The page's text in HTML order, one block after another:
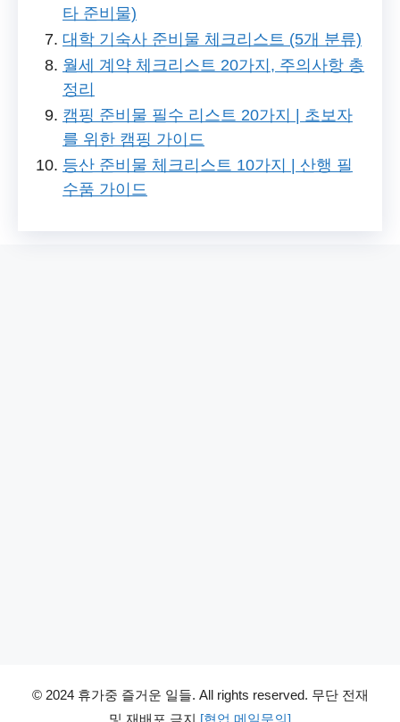
타 준비물)
대학 기숙사 준비물 체크리스트 (5개 분류)
월세 계약 체크리스트 20가지, 주의사항 총
정리
캠핑 준비물 필수 리스트 20가지 | 초보자
를 위한 캠핑 가이드
등산 준비물 체크리스트 10가지 | 산행 필
수품 가이드
© 2024 휴가중 즐거운 일들. All rights reserved. 무단 전재
및 재배포 금지 [협업 메일문의]